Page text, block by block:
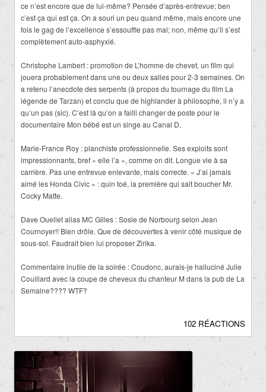
ce n’est encore que de lui-même? Pensée d’après-entrevue; ben
c’est ça qui est ça. On a souri un peu quand même, mais encore une
fois le gag de l’excellence s’essouffle pas mal; non, même qu’il s’est
complètement auto-asphyxié.
Christophe Lambert : promotion de L’homme de chevet, un film qui
jouera probablement dans une ou deux salles pour 2-3 semaines. On
a retenu l’anecdote des serpents (à propos du tournage du film La
légende de Tarzan) et conclu que de highlander à philosophe, il n’y a
qu’un pas (sic). C’est là qu’on a failli changer de poste pour le
documentaire Mon bébé est un singe au Canal D.
Marie-France Roy : planchiste professionnelle. Ses exploits sont
impressionnants, bref « elle l’a », comme on dit. Longue vie à sa
carrière. Pas une entrevue enlevante, mais correcte. « J’ai jamais
aimé les Honda Civic » : quin toé, la première qui sait boucher Mr.
Cocky Matte.
Dave Ouellet alias MC Gilles : Sosie de Norbourg selon Jean
Cournoyer!! Bien drôle. Que de découvertes à venir côté musique de
sous-sol. Faudrait bien lui proposer Zirika.
Commentaire inutile de la soirée : Coudonc, aurais-je halluciné Julie
Couillard avec la coupe de cheveux du chanteur M dans la pub de La
Semaine???? WTF?
102 RÉACTIONS